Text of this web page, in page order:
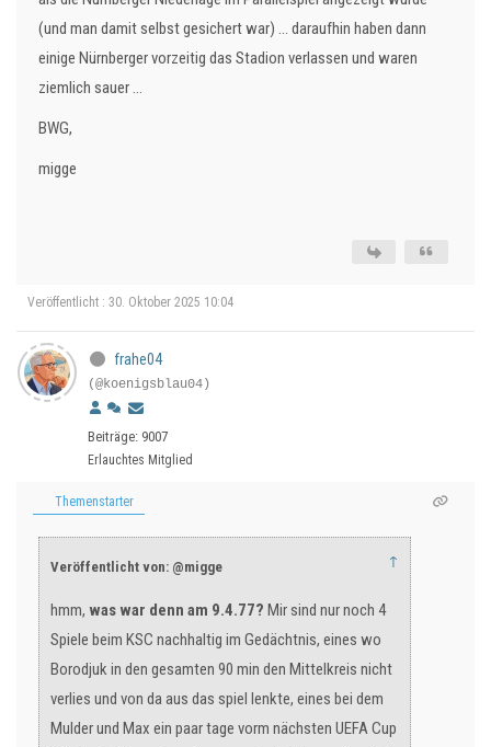
(und man damit selbst gesichert war) ... daraufhin haben dann
einige Nürnberger vorzeitig das Stadion verlassen und waren
ziemlich sauer ...
BWG,
migge
Veröffentlicht : 30. Oktober 2025 10:04
frahe04
(@koenigsblau04)
Beiträge: 9007
Erlauchtes Mitglied
Themenstarter
Veröffentlicht von: @migge ↑
hmm, was war denn am 9.4.77? Mir sind nur noch 4
Spiele beim KSC nachhaltig im Gedächtnis, eines wo
Borodjuk in den gesamten 90 min den Mittelkreis nicht
verlies und von da aus das spiel lenkte, eines bei dem
Mulder und Max ein paar tage vorm nächsten UEFA Cup